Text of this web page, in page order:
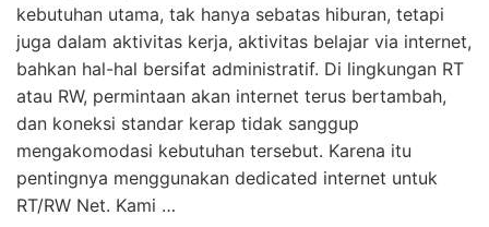
kebutuhan utama, tak hanya sebatas hiburan, tetapi
juga dalam aktivitas kerja, aktivitas belajar via internet,
bahkan hal-hal bersifat administratif. Di lingkungan RT
atau RW, permintaan akan internet terus bertambah,
dan koneksi standar kerap tidak sanggup
mengakomodasi kebutuhan tersebut. Karena itu
pentingnya menggunakan dedicated internet untuk
RT/RW Net. Kami …